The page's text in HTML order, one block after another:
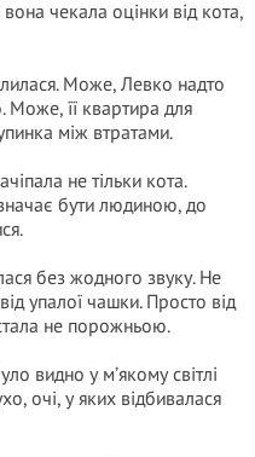
вона чекала оцінки від кота,
Може, Левко надто
її квартира для
між втратами.
не тільки кота.
бути людиною, до
без жодного звуку. Не
упалої чашки. Просто від
не порожньою.
видно у м’якому світлі
очі, у яких відбивалася